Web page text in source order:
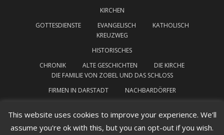
KIRCHEN
GOTTESDIENSTE
EVANGELISCH
KATHOLISCH
KREUZWEG
HISTORISCHES
CHRONIK
ALTE GESCHICHTEN
DIE KIRCHE
DIE FAMILIE VON ZOBEL UND DAS SCHLOSS
FIRMEN IN DARSTADT
NACHBARDÖRFER
INTERESSANTE LINKS
DATENSCHUTZERKLÄRUNG
This website uses cookies to improve your experience. We'll
assume you're ok with this, but you can opt-out if you wish.